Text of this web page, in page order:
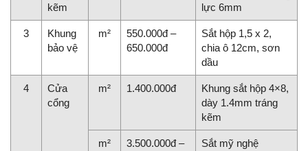
kẽm
lực 6mm
3
Khung
bảo vệ
m²
550.000đ –
650.000đ
Sắt hộp 1,5 x 2,
chia ô 12cm, sơn
dầu
4
Cửa
cổng
m² 1.400.000đ
Khung sắt hộp 4×8,
dày 1.4mm tráng
kẽm
m²
3.500.000đ –
Sắt mỹ nghệ